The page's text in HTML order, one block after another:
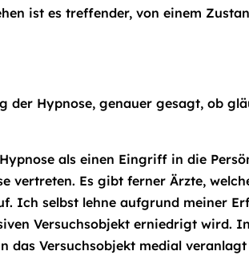
ist es treffender, von einem
Hypnose, genauer gesagt, ob
als einen Eingriff in die
vertreten. Es gibt ferner Ärzte,
Ich selbst lehne aufgrund meiner
Versuchsobjekt erniedrigt wird.
das Versuchsobjekt medial